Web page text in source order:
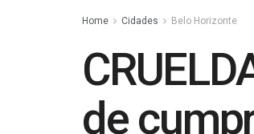
Home Cidades Belo Horizonte
de